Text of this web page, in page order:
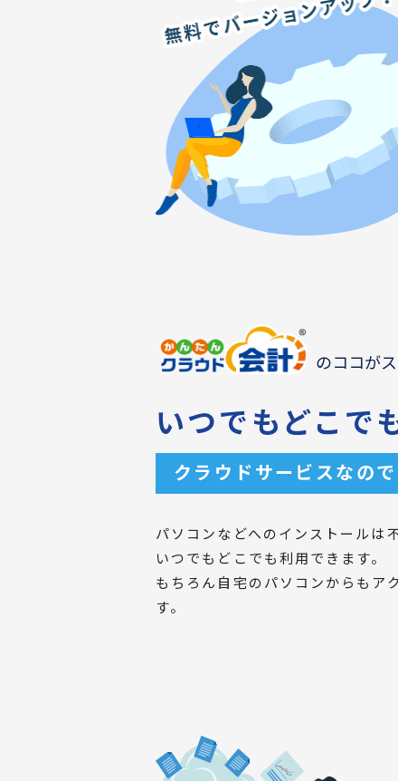
のココが
いつでもどこで
クラウドサービスなの
パソコンなどへのインストールは
いつでもどこでも利用できます。
もちろん自宅のパソコンからもア
す。